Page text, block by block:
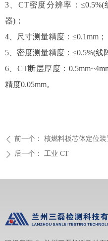
3、CT密度分辨率：≤0.5%(
器)；
4、尺寸测量精度：≤0.1mm；
5、密度测量精度：≤0.5%(线
6、CT断层厚度：
精度0.05mm。
ꄴ 前一个： 核燃料板芯体定位装
ꄲ 后一个： 工业 CT